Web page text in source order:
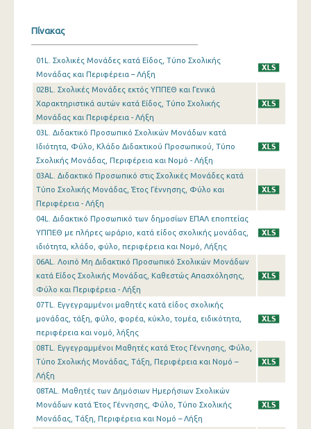
Πίνακας
01L. Σχολικές Μονάδες κατά Είδος, Τύπο Σχολικής
Μονάδας και Περιφέρεια – Λήξη
02ΒL. Σχολικές Μονάδες εκτός ΥΠΠΕΘ και Γενικά
Χαρακτηριστικά αυτών κατά Είδος, Τύπο Σχολικής
Μονάδας και Περιφέρεια - Λήξη
03L. Διδακτικό Προσωπικό Σχολικών Μονάδων κατά
Ιδιότητα, Φύλο, Κλάδο Διδακτικού Προσωπικού, Τύπο
Σχολικής Μονάδας, Περιφέρεια και Νομό - Λήξη
03ΑL. Διδακτικό Προσωπικό στις Σχολικές Μονάδες κατά
Τύπο Σχολικής Μονάδας, Έτος Γέννησης, Φύλο και
Περιφέρεια - Λήξη
04L. Διδακτικό Προσωπικό των δημοσίων ΕΠΑΛ εποπτείας
ΥΠΠΕΘ με πλήρες ωράριο, κατά είδος σχολικής μονάδας,
ιδιότητα, κλάδο, φύλο, περιφέρεια και Νομό, Λήξης
06AL. Λοιπό Μη Διδακτικό Προσωπικό Σχολικών Μονάδων
κατά Είδος Σχολικής Μονάδας, Καθεστώς Απασχόλησης,
Φύλο και Περιφέρεια - Λήξη
07TL. Εγγεγραμμένοι μαθητές κατά είδος σχολικής
μονάδας, τάξη, φύλο, φορέα, κύκλο, τομέα, ειδικότητα,
περιφέρεια και νομό, λήξης
08TL. Εγγεγραμμένοι Μαθητές κατά Έτος Γέννησης, Φύλο,
Τύπο Σχολικής Μονάδας, Τάξη, Περιφέρεια και Νομό –
Λήξη
08TAL. Μαθητές των Δημόσιων Ημερήσιων Σχολικών
Μονάδων κατά Έτος Γέννησης, Φύλο, Τύπο Σχολικής
Μονάδας, Τάξη, Περιφέρεια και Νομό – Λήξη